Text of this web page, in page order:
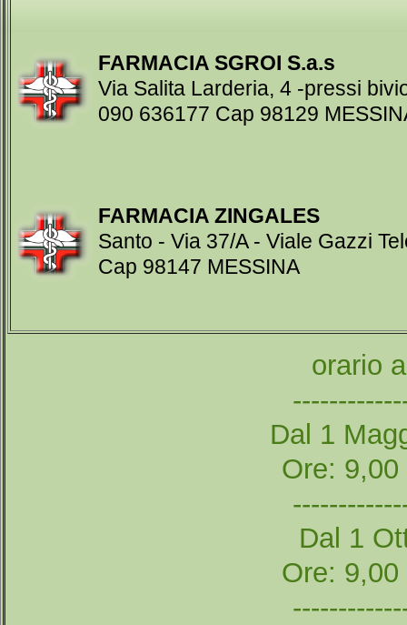
FARMACIA SGROI S.a.s
Via Salita Larderia, 4 -pressi
090 636177 Cap 98129
FARMACIA ZINGALES
Santo - Via 37/A - Viale Gazzi
Cap 98147 MESSINA
orario
Dal 1
Ore:
Dal 1
Ore: